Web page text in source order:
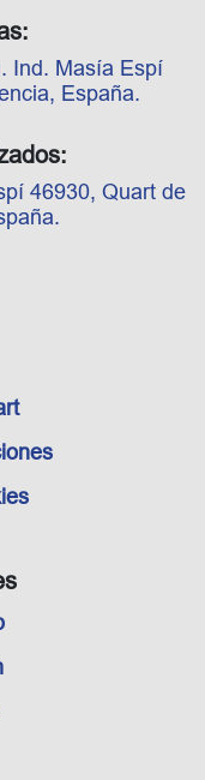
Ind. Masía Espí
España.
46930, Quart de